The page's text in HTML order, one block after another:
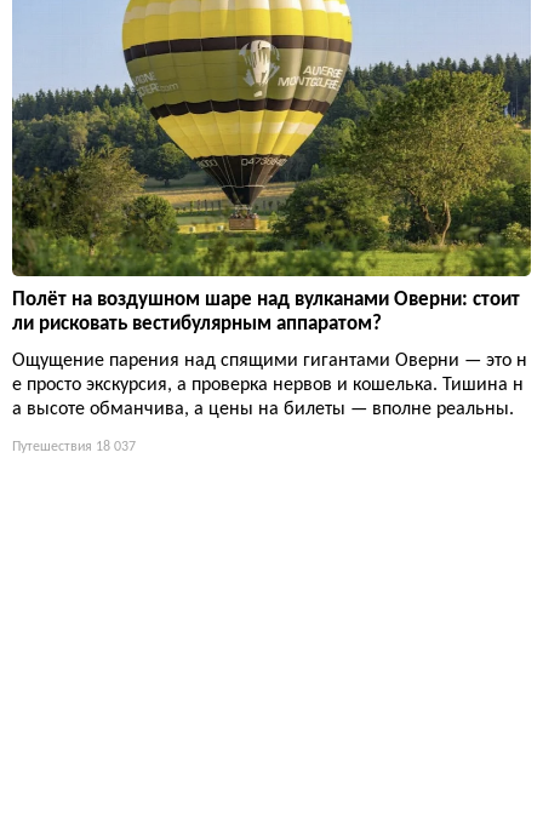
Полёт на воздушном шаре над вулканами Оверни: стоит
ли рисковать вестибулярным аппаратом?
Ощущение парения над спящими гигантами Оверни — это н
е просто экскурсия, а проверка нервов и кошелька. Тишина н
а высоте обманчива, а цены на билеты — вполне реальны.
Путешествия 18 037